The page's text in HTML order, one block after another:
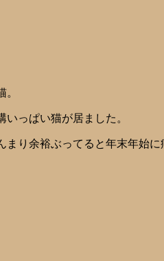
っぱい猫が居ました。
まり余裕ぶってると年末年始